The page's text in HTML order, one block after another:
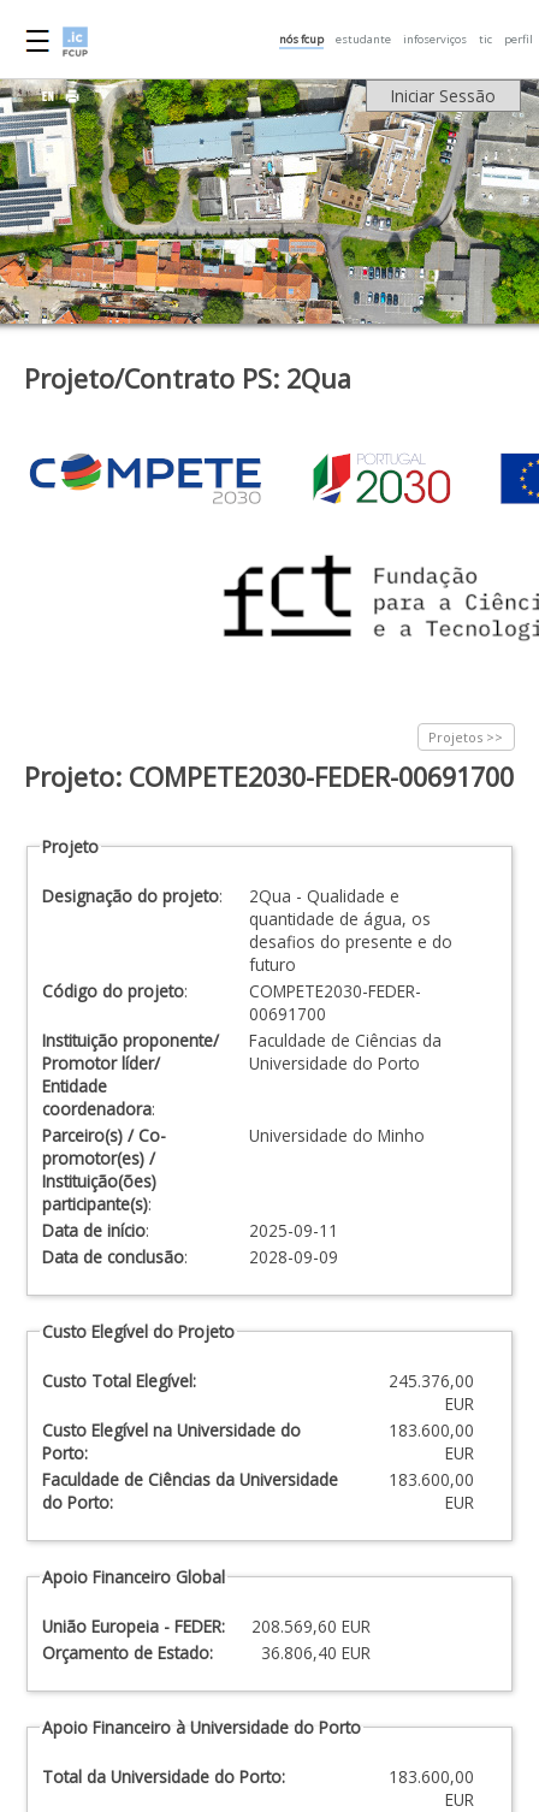
nós fcup estudante infoserviços tic perfil
Iniciar Sessão
Projeto/Contrato PS: 2Qua
Projetos >>
Projeto: COMPETE2030-FEDER-00691700
Projeto
Designação do projeto:
2Qua - Qualidade e
quantidade de água, os
desafios do presente e do
futuro
Código do projeto:
COMPETE2030-FEDER-
00691700
Instituição proponente/
Promotor líder/
Entidade
coordenadora:
Faculdade de Ciências da
Universidade do Porto
Parceiro(s) / Co-
promotor(es) /
Instituição(ões)
participante(s):
Universidade do Minho
Data de início:
2025-09-11
Data de conclusão: 2028-09-09
Custo Elegível do Projeto
Custo Total Elegível:
245.376,00
EUR
Custo Elegível na Universidade do
Porto:
183.600,00
EUR
Faculdade de Ciências da Universidade
do Porto:
183.600,00
EUR
Apoio Financeiro Global
União Europeia - FEDER:
208.569,60 EUR
Orçamento de Estado:
36.806,40 EUR
Apoio Financeiro à Universidade do Porto
Total da Universidade do Porto:
183.600,00
EUR